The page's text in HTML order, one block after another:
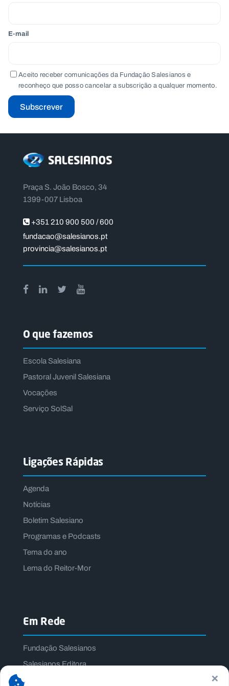
E-mail
Aceito receber comunicações da Fundação Salesianos e
reconheço que posso cancelar a subscrição a qualquer momento.
Subscrever
Praça S. João Bosco, 34
1399-007 Lisboa
+351 210 900 500 / 600
fundacao@salesianos.pt
provincia@salesianos.pt
O que fazemos
Escola Salesiana
Pastoral Juvenil Salesiana
Vocações
Serviço SolSal
Ligações Rápidas
Agenda
Notícias
Boletim Salesiano
Programas e Podcasts
Tema do ano
Lema do Reitor-Mor
Em Rede
Fundação Salesianos
Salesianos Editora
Família Salesiana
×